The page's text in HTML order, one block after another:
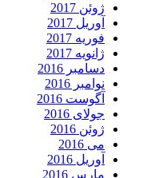
ژوئن 2017
آوریل 2017
فوریه 2017
ژانویه 2017
دسامبر 2016
نوامبر 2016
آگوست 2016
جولای 2016
ژوئن 2016
می 2016
آوریل 2016
مارس 2016